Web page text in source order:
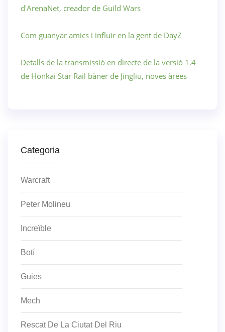
d'ArenaNet, creador de Guild Wars
Com guanyar amics i influir en la gent de DayZ
Detalls de la transmissió en directe de la versió 1.4
de Honkai Star Rail bàner de Jingliu, noves àrees
Categoria
Warcraft
Peter Molineu
Increïble
Botí
Guies
Mech
Rescat De La Ciutat Del Riu